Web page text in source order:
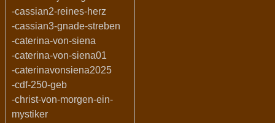
-cassian2-reines-herz
-cassian3-gnade-streben
-caterina-von-siena
-caterina-von-siena01
-caterinavonsiena2025
-cdf-250-geb
-christ-von-morgen-ein-
mystiker